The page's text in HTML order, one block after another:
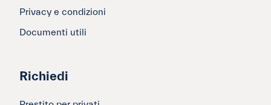
Privacy e condizioni
Documenti utili
Richiedi